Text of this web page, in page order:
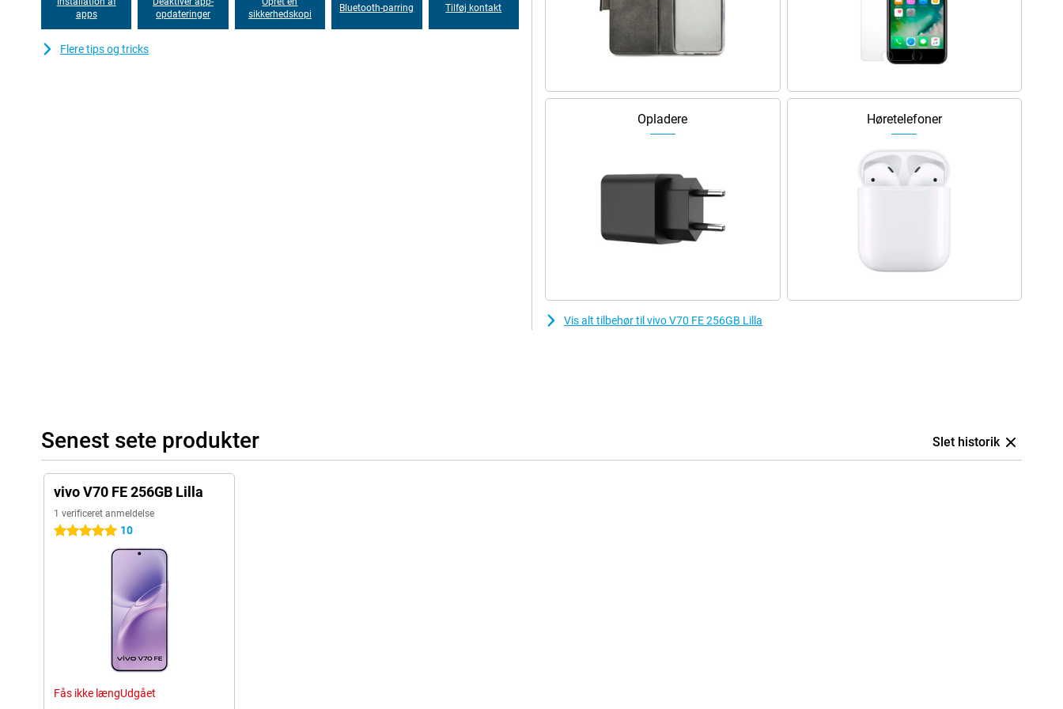
apps
opdateringer
sikkerhedskopi
Bluetooth-parring Tilføj kontakt
Flere tips og tricks
Opladere Høretelefoner
Vis alt tilbehør til vivo V70 FE 256GB Lilla
Senest sete produkter Slet historik
vivo V70 FE 256GB Lilla
1 verificeret anmeldelse
5 stjerner 10
Fås ikke længUdgået